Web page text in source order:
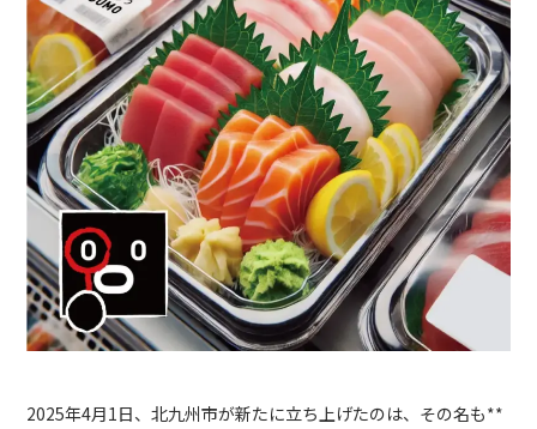
2025年4月1日、北九州市が新たに立ち上げたのは、その名も**